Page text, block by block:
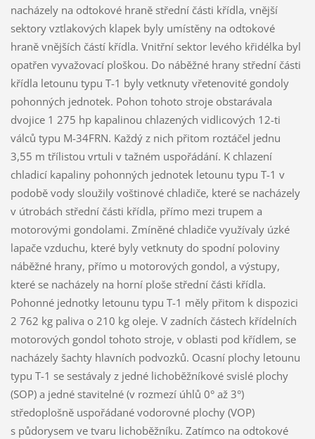
nacházely na odtokové hraně střední části křídla, vnější
sektory vztlakových klapek byly umístěny na odtokové
hraně vnějších částí křídla. Vnitřní sektor levého křidélka byl
opatřen vyvažovací ploškou. Do náběžné hrany střední části
křídla letounu typu T-1 byly vetknuty vřetenovité gondoly
pohonných jednotek. Pohon tohoto stroje obstarávala
dvojice 1 275 hp kapalinou chlazených vidlicových 12-ti
válců typu M-34FRN. Každý z nich přitom roztáčel jednu
3,55 m třílistou vrtuli v tažném uspořádání. K chlazení
chladicí kapaliny pohonných jednotek letounu typu T-1 v
podobě vody sloužily voštinové chladiče, které se nacházely
v útrobách střední části křídla, přímo mezi trupem a
motorovými gondolami. Zmíněné chladiče využívaly úzké
lapače vzduchu, které byly vetknuty do spodní poloviny
náběžné hrany, přímo u motorových gondol, a výstupy,
které se nacházely na horní ploše střední části křídla.
Pohonné jednotky letounu typu T-1 měly přitom k dispozici
2 762 kg paliva o 210 kg oleje. V zadních částech křídelních
motorových gondol tohoto stroje, v oblasti pod křídlem, se
nacházely šachty hlavních podvozků. Ocasní plochy letounu
typu T-1 se sestávaly z jedné lichoběžníkové svislé plochy
(SOP) a jedné stavitelné (v rozmezí úhlů 0° až 3°)
středoplošně uspořádané vodorovné plochy (VOP)
s půdorysem ve tvaru lichoběžníku. Zatímco na odtokové